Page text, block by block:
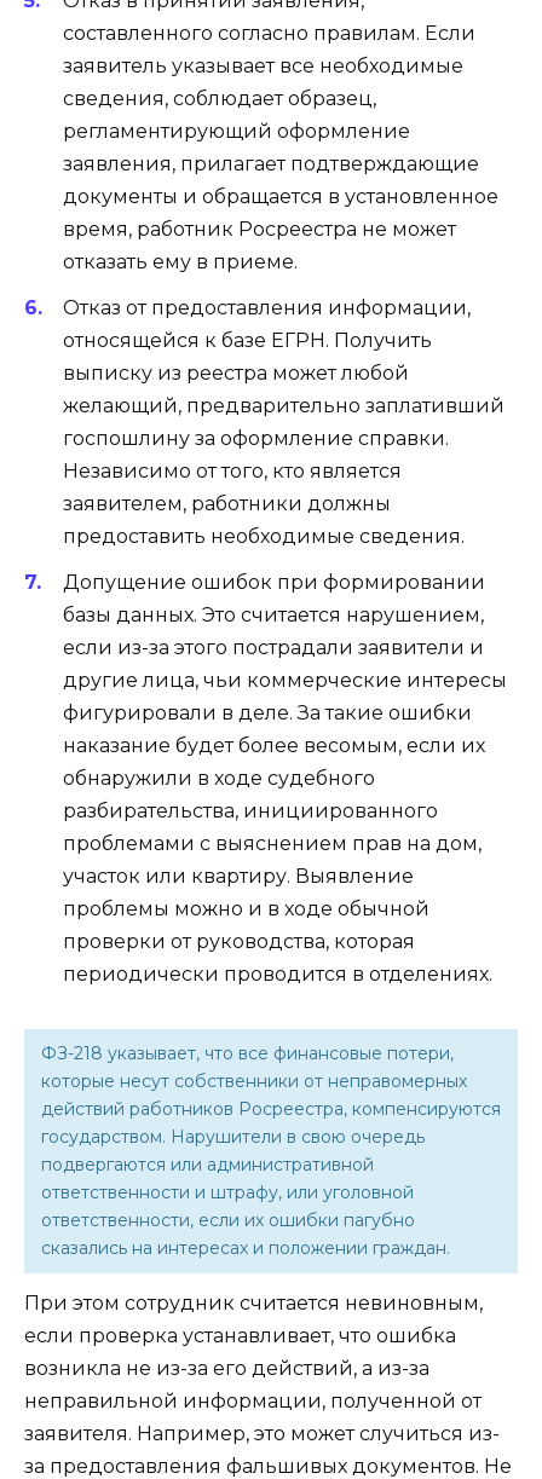
составленного согласно правилам. Если
заявитель указывает все необходимые
сведения, соблюдает образец,
регламентирующий оформление
заявления, прилагает подтверждающие
документы и обращается в установленное
время, работник Росреестра не может
отказать ему в приеме.
Отказ от предоставления информации,
относящейся к базе ЕГРН. Получить
выписку из реестра может любой
желающий, предварительно заплативший
госпошлину за оформление справки.
Независимо от того, кто является
заявителем, работники должны
предоставить необходимые сведения.
Допущение ошибок при формировании
базы данных. Это считается нарушением,
если из-за этого пострадали заявители и
другие лица, чьи коммерческие интересы
фигурировали в деле. За такие ошибки
наказание будет более весомым, если их
обнаружили в ходе судебного
разбирательства, инициированного
проблемами с выяснением прав на дом,
участок или квартиру. Выявление
проблемы можно и в ходе обычной
проверки от руководства, которая
периодически проводится в отделениях.
ФЗ-218 указывает, что все финансовые потери,
которые несут собственники от неправомерных
действий работников Росреестра, компенсируются
государством. Нарушители в свою очередь
подвергаются или административной
ответственности и штрафу, или уголовной
ответственности, если их ошибки пагубно
сказались на интересах и положении граждан.
При этом сотрудник считается невиновным,
если проверка устанавливает, что ошибка
возникла не из-за его действий, а из-за
неправильной информации, полученной от
заявителя. Например, это может случиться из-
за предоставления фальшивых документов. Не